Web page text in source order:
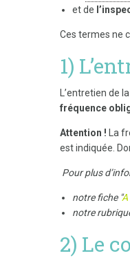
et de
Ces termes ne
1)
L’entretien de
fréquence
Attention ! La
est indiquée.
Pour plus
notre fiche "A
notre
2) Le